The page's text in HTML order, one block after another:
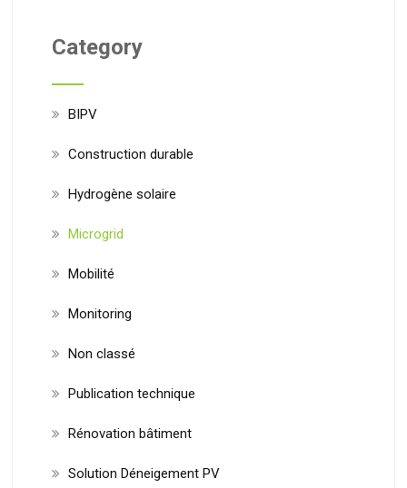
Category
BIPV
Construction durable
Hydrogène solaire
Microgrid
Mobilité
Monitoring
Non classé
Publication technique
Rénovation bâtiment
Solution Déneigement PV